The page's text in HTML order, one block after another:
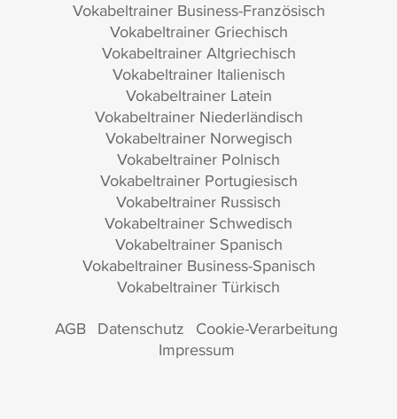
Vokabeltrainer Business-Französisch
Vokabeltrainer Griechisch
Vokabeltrainer Altgriechisch
Vokabeltrainer Italienisch
Vokabeltrainer Latein
Vokabeltrainer Niederländisch
Vokabeltrainer Norwegisch
Vokabeltrainer Polnisch
Vokabeltrainer Portugiesisch
Vokabeltrainer Russisch
Vokabeltrainer Schwedisch
Vokabeltrainer Spanisch
Vokabeltrainer Business-Spanisch
Vokabeltrainer Türkisch
AGB Datenschutz Cookie-Verarbeitung
Impressum